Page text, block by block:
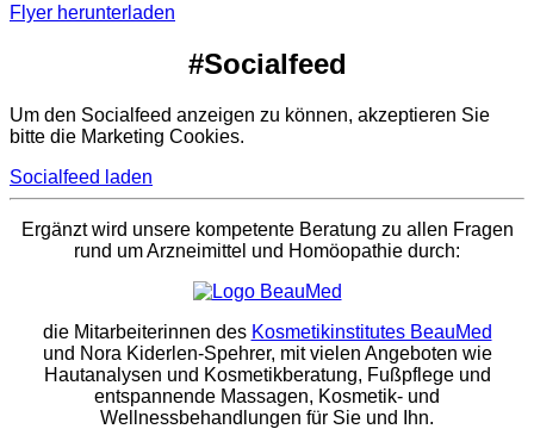
Flyer herunterladen
#Socialfeed
Um den Socialfeed anzeigen zu können, akzeptieren Sie
bitte die Marketing Cookies.
Socialfeed laden
Ergänzt wird unsere kompetente Beratung zu allen Fragen
rund um Arzneimittel und Homöopathie durch:
die Mitarbeiterinnen des Kosmetikinstitutes BeauMed
und Nora Kiderlen-Spehrer, mit vielen Angeboten wie
Hautanalysen und Kosmetikberatung, Fußpflege und
entspannende Massagen, Kosmetik- und
Wellnessbehandlungen für Sie und Ihn.